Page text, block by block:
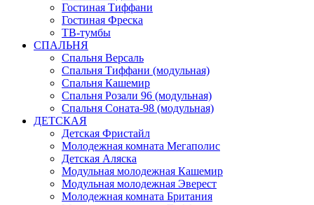
Гостиная Тиффани
Гостиная Фреска
ТВ-тумбы
СПАЛЬНЯ
Спальня Версаль
Спальня Тиффани (модульная)
Спальня Кашемир
Спальня Розали 96 (модульная)
Спальня Соната-98 (модульная)
ДЕТСКАЯ
Детская Фристайл
Молодежная комната Мегаполис
Детская Аляска
Модульная молодежная Кашемир
Модульная молодежная Эверест
Молодежная комната Британия